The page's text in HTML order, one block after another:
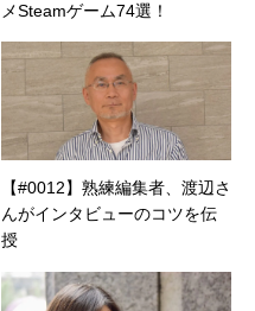
メSteamゲーム74選！
【#0012】熟練編集者、渡辺さ
んがインタビューのコツを伝
授